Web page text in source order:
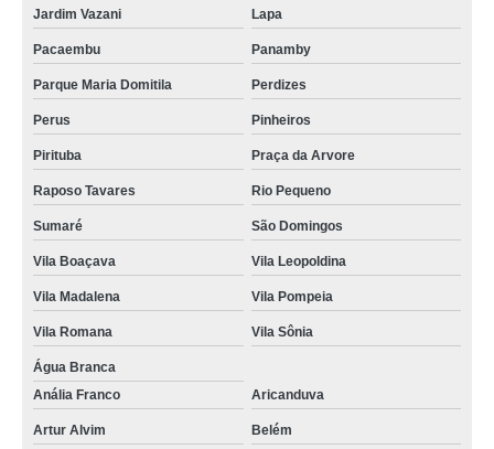
Jardim Vazani Lapa
Pacaembu Panamby
Parque Maria Domitila Perdizes
Perus Pinheiros
Pirituba Praça da Arvore
Raposo Tavares Rio Pequeno
Sumaré São Domingos
Vila Boaçava Vila Leopoldina
Vila Madalena Vila Pompeia
Vila Romana Vila Sônia
Água Branca
Anália Franco
Aricanduva
Artur Alvim Belém